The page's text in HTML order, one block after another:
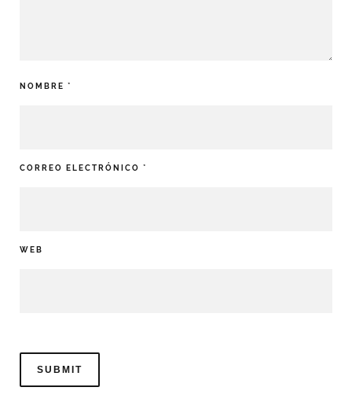
NOMBRE *
CORREO ELECTRÓNICO *
WEB